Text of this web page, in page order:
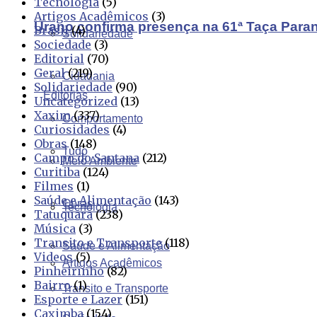
Solidariedade
Cidadania
Comportamento
Meio Ambiente
Obras
Saúde e Alimentação
Transito e Transporte
Urano confirma presença na 61ª Taça
Editorias
Tudo
Tecnologia
Artigos Acadêmicos
Artigos Acadêmicos (3)
Brasil(4)
Sociedade (3)
Editorial (70)
Geral(219)
Solidariedade (90)
Uncategorized (13)
Xaxim(337)
Curiosidades (4)
Obras(148)
Campo do Santana (212)
Curitiba (124)
Filmes (1)
Saúde e Alimentação (143)
Tatuquara(238)
Música (3)
Transito e Transporte(118)
Videos(5)
Pinheirinho(82)
Bairro(1)
Esporte e Lazer (151)
Caximba(154)